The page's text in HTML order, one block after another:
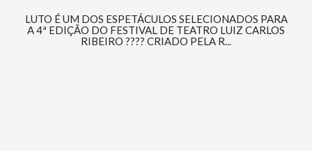
LUTO É UM DOS ESPETÁCULOS SELECIONADOS PARA
A 4ª EDIÇÃO DO FESTIVAL DE TEATRO LUIZ CARLOS
RIBEIRO ???? CRIADO PELA R...